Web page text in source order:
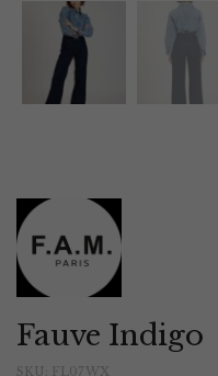
Fauve Indigo
SKU: FL07WX